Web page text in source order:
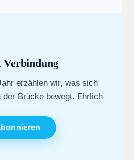
Verbindung
erzählen wir, was sich
der Brücke bewegt. Ehrlich